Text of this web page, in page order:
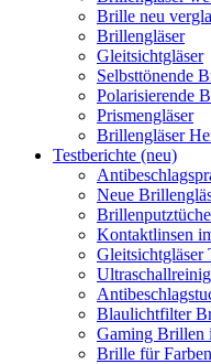
Brille neu
Brillengläser
Gleitsichtgläser
Selbsttönende
Polarisierende
Prismengläser
Brillengläser
Testberichte (neu)
Neue
Kontaktlinsen
Gleitsichtgläser
Blaulichtfilter
Gaming Brillen
Brille für